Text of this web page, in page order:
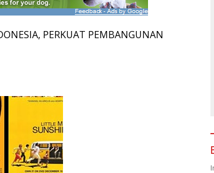
PERKUAT PEMBANGUNAN